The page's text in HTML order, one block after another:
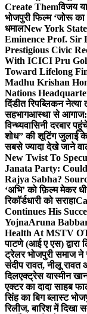
Create Themविजय
भोजपुरी फिल्म ‘जोरू
धमालNew York
Eminence Prof.
Prestigious Civic
With ICICI Pru
Toward Lifelong
Madhu Krishan
Nations
दिंडीत रिपब्लिकन नेत्या
सहभागआस्था से आगाज:
विन्ध्यवासिनी दरबार
शोध” की शूटिंग जुलाई
सबसे ज्यादा देखे जाने
New Twist To
Janata Party:
Rajya Sabha?
‘अभि’ को फ़िल्म मेकर
रिकॉर्डधारी को सराहा
Continues His
YojnaAruna
Health At MSTV
पाटणे (आई ए एस) द्वारा
ट्रेलर भोजपुरी समाज ने
संदीप रावत, नीलू रावत
दिलएक्ट्रेस यास्मीन
एक्टर का दादा साहब
सिंह का बिग ब्लास्ट
रिलीज, बारिश में